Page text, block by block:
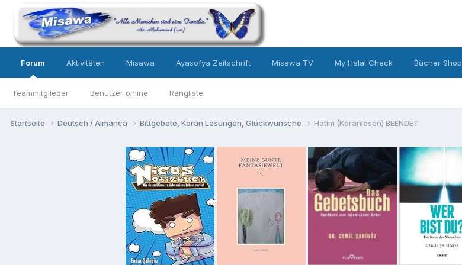
Forum
Teammitglieder Benutzer online Rangliste
Aktivitäten Misawa Ayasofya Zeitschrift Misawa TV My Halal Check Bücher Shop
Startseite Deutsch / Almanca Bittgebete, Koran Lesungen, Glückwünsche Hatim (Koranlesen) BEENDET